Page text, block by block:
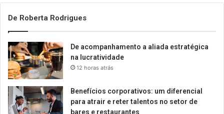
De Roberta Rodrigues
De acompanhamento a aliada estratégica
na lucratividade
12 horas atrás
Benefícios corporativos: um diferencial
para atrair e reter talentos no setor de
bares e restaurantes